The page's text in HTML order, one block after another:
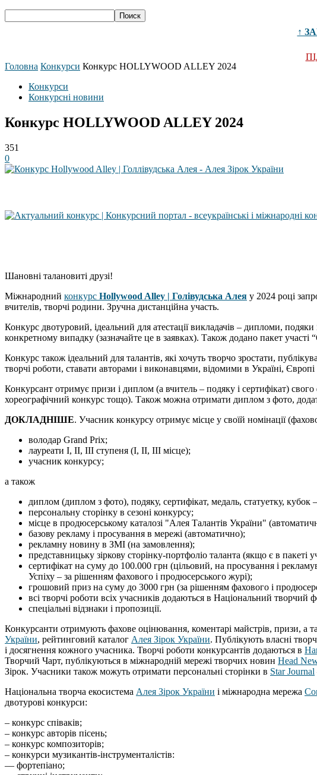
↑
Головна Конкурси Конкурс HOLLYWOOD ALLEY 2024
Конкурси
Конкурсні новини
Конкурс HOLLYWOOD ALLEY 2024
351
0
Шановні талановиті друзі!
Міжнародний конкурс Hollywood Alley | Голівудська Алея у 2024 році
вчителів, творчі родини. Зручна дистанційна участь.
Конкурс двотуровий, ідеальний для атестації викладачів – дипломи,
конкретному випадку (зазначайте це в заявках). Також додано пакет участі
Конкурс також ідеальний для талантів, які хочуть творчо зростати,
творчі роботи, ставати авторами і виконавцями, відомими в Україні, Європі і
Конкурсант отримує призи і диплом (а вчитель – подяку і сертифікат) свого
хореографічний конкурс тощо). Також можна отримати диплом з фото,
ДОКЛАДНІШЕ. Учасник конкурсу отримує місце у своїй номінації
володар Grand Prix;
лауреати І, ІІ, ІІІ ступеня (І, ІІ, ІІІ місце);
учасник конкурсу;
а також
диплом (диплом з фото), подяку, сертифікат, медаль, статуетку, кубок
персональну сторінку в сезоні конкурсу;
місце в продюсерському каталозі "Алея Талантів України"
базову рекламу і просування в мережі (автоматично);
рекламну новину в ЗМІ (на замовлення);
представницьку зіркову сторінку-портфоліо таланта (якщо є в пакеті
сертифікат на суму до 100.000 грн (цільовий, на просування і
Успіху – за рішенням фахового і продюсерського журі);
грошовий приз на суму до 3000 грн (за рішенням фахового і
всі творчі роботи всіх учасників додаються в Національний творчий
спеціальні відзнаки і пропозиції.
Конкурсанти отримують фахове оцінювання, коментарі майстрів, призи,
України, рейтинговий каталог Алея Зірок України. Публікують власні
і досягнення кожного учасника. Творчі роботи конкурсантів додаються в
Творчий Чарт, публікуються в міжнародній мережі творчих новин Head
Зірок. Учасники також можуть отримати персональні сторінки в Star Journal
Національна творча екосистема Алея Зірок України і міжнародна мережа
двотурові конкурси:
– конкурс співаків;
– конкурс авторів пісень;
– конкурс композиторів;
– конкурси музикантів-інструменталістів:
–– фортепіано;